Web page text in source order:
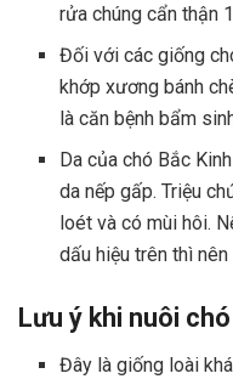
rửa chúng cẩn thận
Đối với các giống
khớp xương bánh
là căn bệnh bẩm
Da của chó Bắc
da nếp gấp. Triệu
loét và có mùi hôi.
dấu hiệu trên thì
Lưu ý khi nuôi
Đây là giống loài